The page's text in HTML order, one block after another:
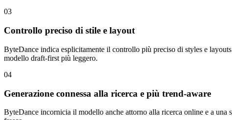
03
Controllo preciso di stile e layout
ByteDance indica esplicitamente il controllo più preciso di styles e
modello draft-first più leggero.
04
Generazione connessa alla ricerca e più trend-aware
ByteDance incornicia il modello anche attorno alla ricerca online e a